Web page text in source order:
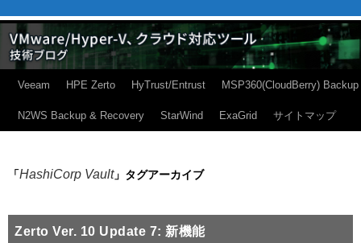
Veeam HPE Zerto HyTrust/Entrust MSP360(CloudBerry) Backup
N2WS Backup & Recovery StarWind ExaGrid サイトマップ
「HashiCorp Vault」タグアーカイブ
Zerto Ver. 10 Update 7: 新機能